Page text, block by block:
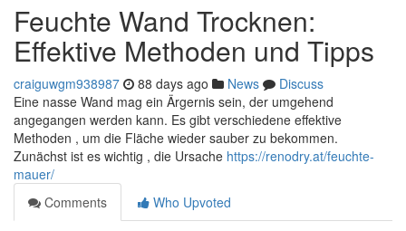
Feuchte Wand Trocknen:
Effektive Methoden und Tipps
craiguwgm938987 88 days ago News
Discuss
Eine nasse Wand mag ein Ärgernis sein, der umgehend
angegangen werden kann. Es gibt verschiedene effektive
Methoden , um die Fläche wieder sauber zu bekommen.
Zunächst ist es wichtig , die Ursache https://renodry.at/feuchte-
mauer/
Comments
Who Upvoted